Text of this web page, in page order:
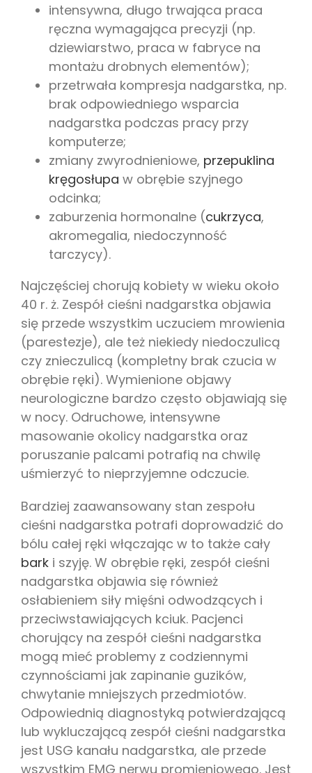
intensywna, długo trwająca praca
ręczna wymagająca precyzji (np.
dziewiarstwo, praca w fabryce na
montażu drobnych elementów);
przetrwała kompresja nadgarstka, np.
brak odpowiedniego wsparcia
nadgarstka podczas pracy przy
komputerze;
zmiany zwyrodnieniowe, przepuklina
kręgosłupa w obrębie szyjnego
odcinka;
zaburzenia hormonalne (cukrzyca,
akromegalia, niedoczynność
tarczycy).
Najczęściej chorują kobiety w wieku około
40 r. ż. Zespół cieśni nadgarstka objawia
się przede wszystkim uczuciem mrowienia
(parestezje), ale też niekiedy niedoczulicą
czy znieczulicą (kompletny brak czucia w
obrębie ręki). Wymienione objawy
neurologiczne bardzo często objawiają się
w nocy. Odruchowe, intensywne
masowanie okolicy nadgarstka oraz
poruszanie palcami potrafią na chwilę
uśmierzyć to nieprzyjemne odczucie.
Bardziej zaawansowany stan zespołu
cieśni nadgarstka potrafi doprowadzić do
bólu całej ręki włączając w to także cały
bark i szyję. W obrębie ręki, zespół cieśni
nadgarstka objawia się również
osłabieniem siły mięśni odwodzących i
przeciwstawiających kciuk. Pacjenci
chorujący na zespół cieśni nadgarstka
mogą mieć problemy z codziennymi
czynnościami jak zapinanie guzików,
chwytanie mniejszych przedmiotów.
Odpowiednią diagnostyką potwierdzającą
lub wykluczającą zespół cieśni nadgarstka
jest USG kanału nadgarstka, ale przede
wszystkim EMG nerwu promieniowego. Jest